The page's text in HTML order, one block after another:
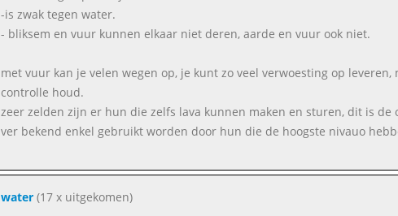
-is zwak tegen water.
- bliksem en vuur kunnen elkaar niet deren, aarde en vuur ook niet.
met vuur kan je velen wegen op, je kunt zo veel verwoesting op
controlle houd.
zeer zelden zijn er hun die zelfs lava kunnen maken en sturen, dit is
ver bekend enkel gebruikt worden door hun die de hoogste nivauo
water(17 x uitgekomen)